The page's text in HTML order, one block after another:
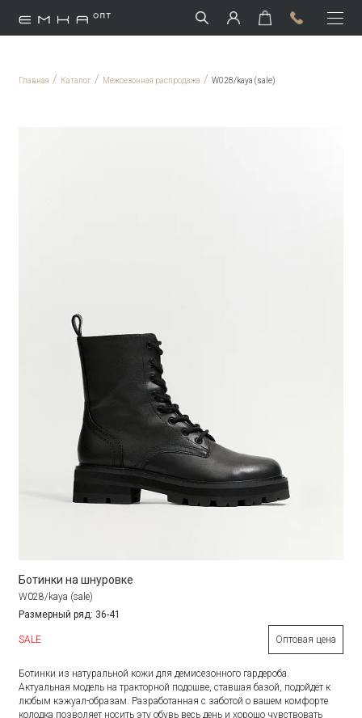
Главная / Каталог / Межсезонная распродажа / W028/kaya (sale)
Ботинки на шнуровке
W028/kaya (sale)
Размерный ряд: 36-41
SALE Оптовая цена
Ботинки из натуральной кожи для демисезонного гардероба.
Актуальная модель на тракторной подошве, ставшая базой, подойдёт к
любым кэжуал-образам. Разработанная с заботой о вашем комфорте
колодка позволяет носить эту обувь весь день и хорошо чувствовать